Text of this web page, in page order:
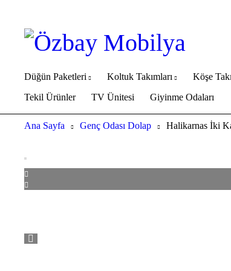
Düğün Paketleri Koltuk Takımları Köşe
Tekil Ürünler
TV Ünitesi Giyinme Odaları
Ana Sayfa Genç Odası Dolap Halikarnas İki